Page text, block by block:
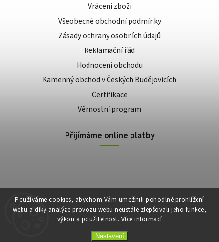
Používáme cookies, abychom Vám umožnili pohodlné prohlížení
webu a díky analýze provozu webu neustále zlepšovali jeho funkce,
výkon a použitelnost. Více informací
Nastavení
Vrácení zboží
Všeobecné obchodní podmínky
Zásady ochrany osobních údajů
Reklamační řád
Hodnocení obchodu
Kamenný obchod v Českých Budějovicích
Certifikace
Věrnostní program
Přijímáme online platby
Copyright 2026E-shop Slunečnice. Všechna práva vyhrazena.
VytvořilShoptet| Design